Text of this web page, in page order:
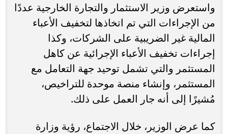
واستعرض وزير الاستثمار والتجارة الخارجية عددًا
من الإجراءات التي تم اتخاذها لتخفيف الأعباء
المالية غير الضريبية على الشركات، وكذا
إجراءات تخفيف الأعباء الإجرائية عن كاهل
المستثمر والتي تشمل توحيد جهة التعامل مع
المستثمر، وإنشاء منصة موحدة للتراخيص،
مُشيرًا إلى أنه جار العمل على ذلك.
كما عرض الوزير، خلال الاجتماع، رؤية وزارة